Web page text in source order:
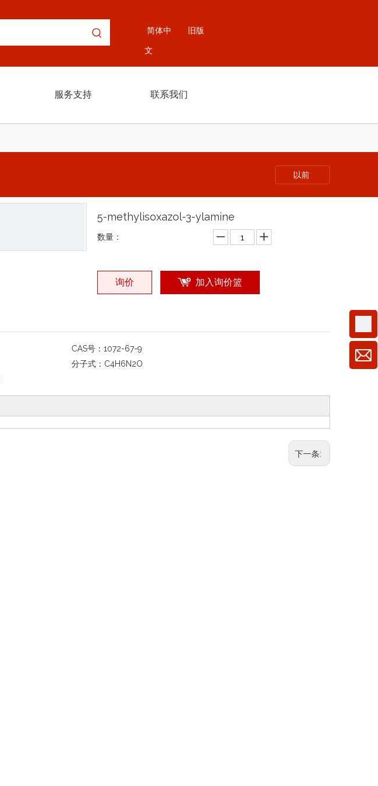
简体中
文
旧版
服务支持 联系我们
以前
5-methylisoxazol-3-ylamine
数量：
询价 加入询价篮
CAS号：1072-67-9
分子式： C4H6N2O
下一条: